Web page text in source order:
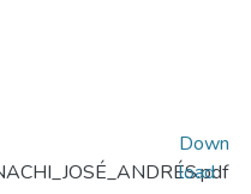
Down
load